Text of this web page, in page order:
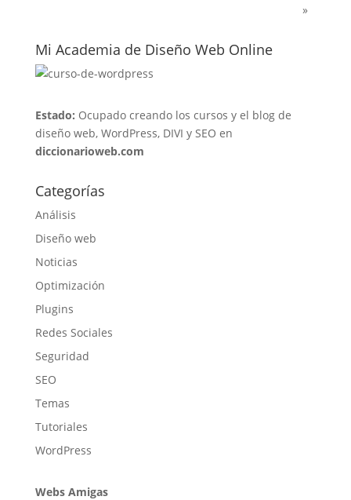
»
Mi Academia de Diseño Web Online
Estado: Ocupado creando los cursos y el blog de
diseño web, WordPress, DIVI y SEO en
diccionarioweb.com
Categorías
Análisis
Diseño web
Noticias
Optimización
Plugins
Redes Sociales
Seguridad
SEO
Temas
Tutoriales
WordPress
Webs Amigas